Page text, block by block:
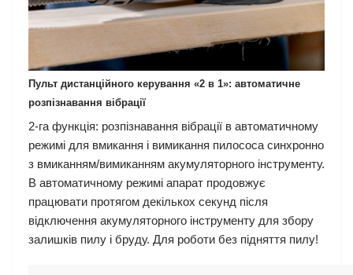
Пульт дистанційного керування «2 в 1»: автоматичне
розпізнавання вібрації
2-га функція: розпізнавання вібрації в автоматичному
режимі для вмикання і вимикання пилососа синхронно
з вмиканням/вимиканням акумуляторного інструменту.
В автоматичному режимі апарат продовжує
працювати протягом декількох секунд після
відключення акумуляторного інструменту для збору
залишків пилу і бруду. Для роботи без підняття пилу!